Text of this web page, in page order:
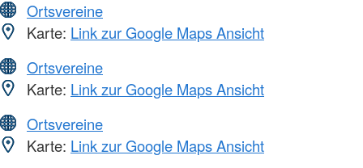
Ortsvereine
Karte: Link zur Google Maps Ansicht
Ortsvereine
Karte: Link zur Google Maps Ansicht
Ortsvereine
Karte: Link zur Google Maps Ansicht